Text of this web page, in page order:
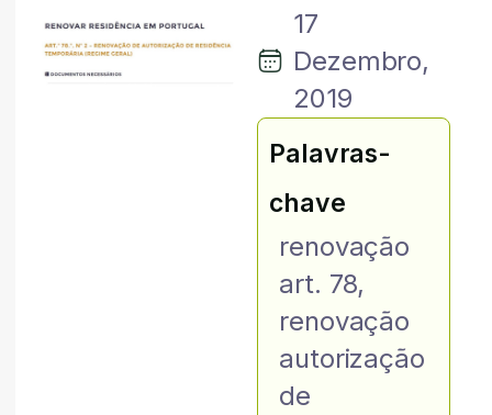
17
Dezembro,
2019
Palavras-
chave
renovação
art. 78,
renovação
autorização
de